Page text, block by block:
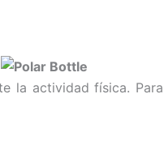
la actividad física. Para